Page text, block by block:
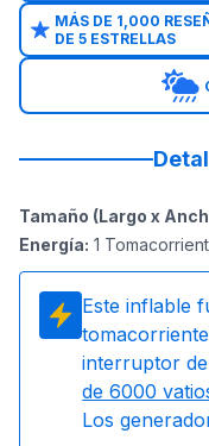
MÁS DE 1,000
DE 5 ESTRELLAS
Tamaño (Largo x
Energía: 1
Este inflable
interruptor
de 6000
Los